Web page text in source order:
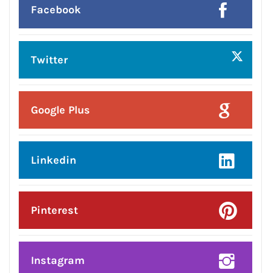
Posted On:8 Aug 2026
लायंस क्लब जालंधर’ ने लायंस भवन में मनाया
भव्य तीज महोत्सव*
Posted On:8 Aug 2026
प्रदेश उपाध्यक्ष बनने पर राकेश राठौर का
केंद्रीय विधानसभा क्षेत्र के भाजपा
पदाधिकारियों ने किया भव्य सम्मान*